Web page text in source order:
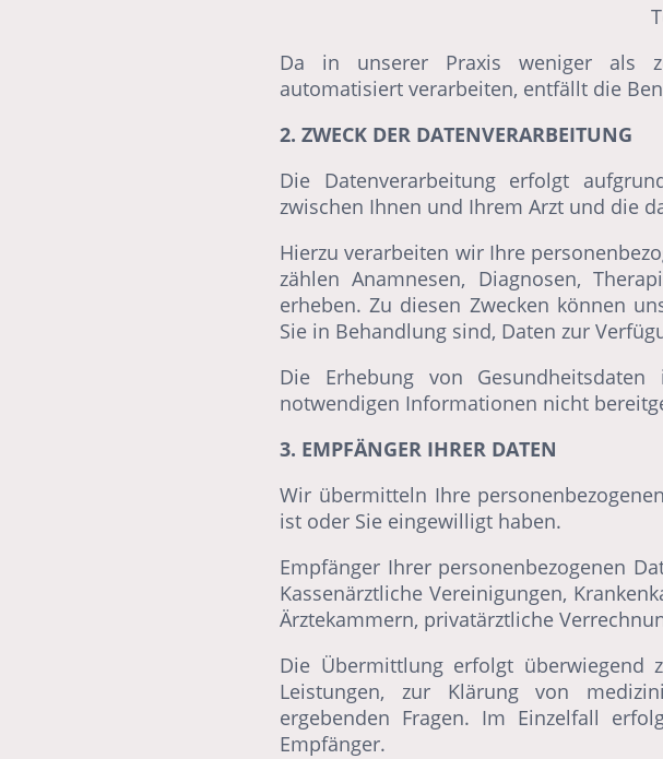
Da in unserer Praxis weniger als
automatisiert verarbeiten, entfällt die
2. ZWECK DER DATENVERARBEITUNG
Die Datenverarbeitung erfolgt
zwischen Ihnen und Ihrem Arzt und die
Hierzu verarbeiten wir Ihre
zählen Anamnesen, Diagnosen,
erheben. Zu diesen Zwecken können
Sie in Behandlung sind, Daten zur
Die Erhebung von
notwendigen Informationen nicht
3. EMPFÄNGER IHRER DATEN
Wir übermitteln Ihre
ist oder Sie eingewilligt haben.
Empfänger Ihrer personenbezogenen
Kassenärztliche Vereinigungen,
Ärztekammern, privatärztliche
Die Übermittlung erfolgt überwiegend
Leistungen, zur Klärung von
ergebenden Fragen. Im Einzelfall
Empfänger.